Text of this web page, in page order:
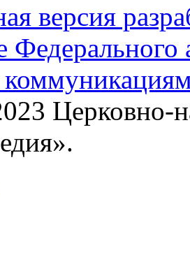
версия
Федерального
Церковно-